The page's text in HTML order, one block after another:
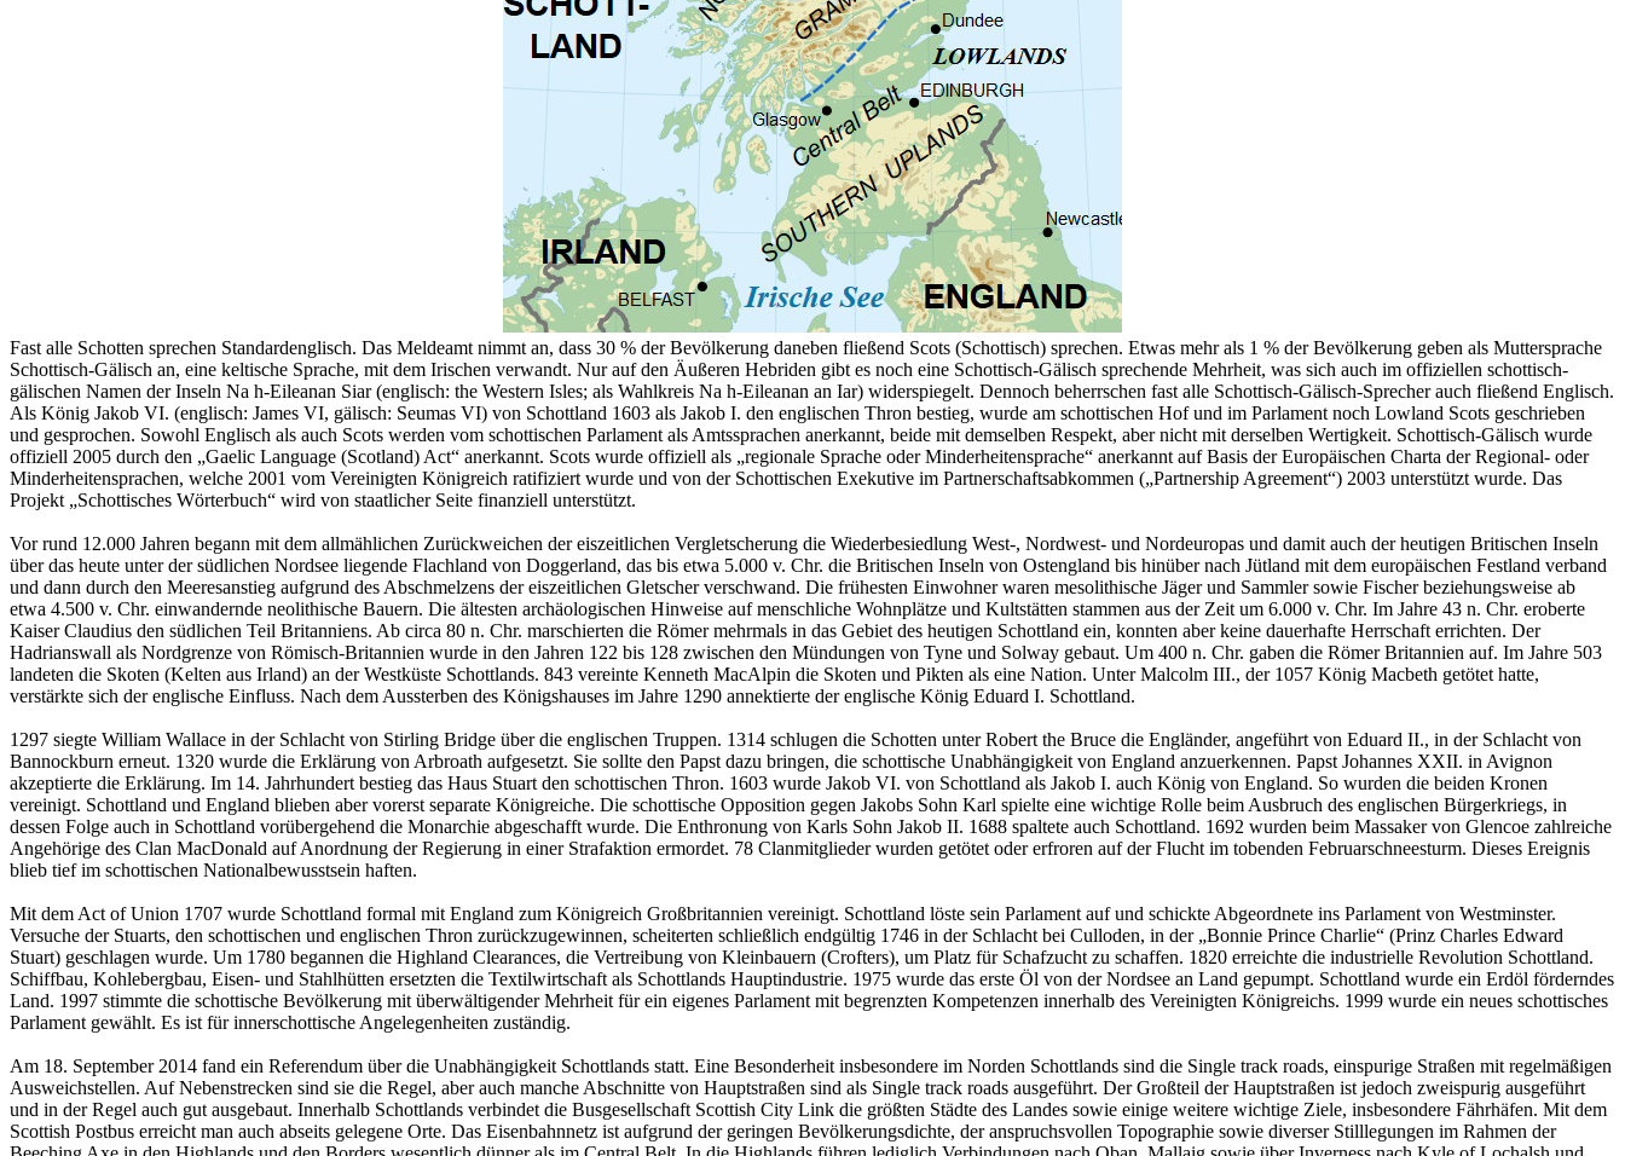
Fast alle Schotten sprechen Standardenglisch. Das Meldeamt nimmt an, dass 30 % der Bevölkerung daneben fließend Scots (Schottisch) sprechen. Etwas mehr als 1 % der Bevölkerung geben als Muttersprache
Schottisch-Gälisch an, eine keltische Sprache, mit dem Irischen verwandt. Nur auf den Äußeren Hebriden gibt es noch eine Schottisch-Gälisch sprechende Mehrheit, was sich auch im offiziellen schottisch-
gälischen Namen der Inseln Na h-Eileanan Siar (englisch: the Western Isles; als Wahlkreis Na h-Eileanan an Iar) widerspiegelt. Dennoch beherrschen fast alle Schottisch-Gälisch-Sprecher auch fließend Englisch.
Als König Jakob VI. (englisch: James VI, gälisch: Seumas VI) von Schottland 1603 als Jakob I. den englischen Thron bestieg, wurde am schottischen Hof und im Parlament noch Lowland Scots geschrieben
und gesprochen. Sowohl Englisch als auch Scots werden vom schottischen Parlament als Amtssprachen anerkannt, beide mit demselben Respekt, aber nicht mit derselben Wertigkeit. Schottisch-Gälisch wurde
offiziell 2005 durch den „Gaelic Language (Scotland) Act“ anerkannt. Scots wurde offiziell als „regionale Sprache oder Minderheitensprache“ anerkannt auf Basis der Europäischen Charta der Regional- oder
Minderheitensprachen, welche 2001 vom Vereinigten Königreich ratifiziert wurde und von der Schottischen Exekutive im Partnerschaftsabkommen („Partnership Agreement“) 2003 unterstützt wurde. Das
Projekt „Schottisches Wörterbuch“ wird von staatlicher Seite finanziell unterstützt.
Vor rund 12.000 Jahren begann mit dem allmählichen Zurückweichen der eiszeitlichen Vergletscherung die Wiederbesiedlung West-, Nordwest- und Nordeuropas und damit auch der heutigen Britischen Inseln
über das heute unter der südlichen Nordsee liegende Flachland von Doggerland, das bis etwa 5.000 v. Chr. die Britischen Inseln von Ostengland bis hinüber nach Jütland mit dem europäischen Festland verband
und dann durch den Meeresanstieg aufgrund des Abschmelzens der eiszeitlichen Gletscher verschwand. Die frühesten Einwohner waren mesolithische Jäger und Sammler sowie Fischer beziehungsweise ab
etwa 4.500 v. Chr. einwandernde neolithische Bauern. Die ältesten archäologischen Hinweise auf menschliche Wohnplätze und Kultstätten stammen aus der Zeit um 6.000 v. Chr. Im Jahre 43 n. Chr. eroberte
Kaiser Claudius den südlichen Teil Britanniens. Ab circa 80 n. Chr. marschierten die Römer mehrmals in das Gebiet des heutigen Schottland ein, konnten aber keine dauerhafte Herrschaft errichten. Der
Hadrianswall als Nordgrenze von Römisch-Britannien wurde in den Jahren 122 bis 128 zwischen den Mündungen von Tyne und Solway gebaut. Um 400 n. Chr. gaben die Römer Britannien auf. Im Jahre 503
landeten die Skoten (Kelten aus Irland) an der Westküste Schottlands. 843 vereinte Kenneth MacAlpin die Skoten und Pikten als eine Nation. Unter Malcolm III., der 1057 König Macbeth getötet hatte,
verstärkte sich der englische Einfluss. Nach dem Aussterben des Königshauses im Jahre 1290 annektierte der englische König Eduard I. Schottland.
1297 siegte William Wallace in der Schlacht von Stirling Bridge über die englischen Truppen. 1314 schlugen die Schotten unter Robert the Bruce die Engländer, angeführt von Eduard II., in der Schlacht von
Bannockburn erneut. 1320 wurde die Erklärung von Arbroath aufgesetzt. Sie sollte den Papst dazu bringen, die schottische Unabhängigkeit von England anzuerkennen. Papst Johannes XXII. in Avignon
akzeptierte die Erklärung. Im 14. Jahrhundert bestieg das Haus Stuart den schottischen Thron. 1603 wurde Jakob VI. von Schottland als Jakob I. auch König von England. So wurden die beiden Kronen
vereinigt. Schottland und England blieben aber vorerst separate Königreiche. Die schottische Opposition gegen Jakobs Sohn Karl spielte eine wichtige Rolle beim Ausbruch des englischen Bürgerkriegs, in
dessen Folge auch in Schottland vorübergehend die Monarchie abgeschafft wurde. Die Enthronung von Karls Sohn Jakob II. 1688 spaltete auch Schottland. 1692 wurden beim Massaker von Glencoe zahlreiche
Angehörige des Clan MacDonald auf Anordnung der Regierung in einer Strafaktion ermordet. 78 Clanmitglieder wurden getötet oder erfroren auf der Flucht im tobenden Februarschneesturm. Dieses Ereignis
blieb tief im schottischen Nationalbewusstsein haften.
Mit dem Act of Union 1707 wurde Schottland formal mit England zum Königreich Großbritannien vereinigt. Schottland löste sein Parlament auf und schickte Abgeordnete ins Parlament von Westminster.
Versuche der Stuarts, den schottischen und englischen Thron zurückzugewinnen, scheiterten schließlich endgültig 1746 in der Schlacht bei Culloden, in der „Bonnie Prince Charlie“ (Prinz Charles Edward
Stuart) geschlagen wurde. Um 1780 begannen die Highland Clearances, die Vertreibung von Kleinbauern (Crofters), um Platz für Schafzucht zu schaffen. 1820 erreichte die industrielle Revolution Schottland.
Schiffbau, Kohlebergbau, Eisen- und Stahlhütten ersetzten die Textilwirtschaft als Schottlands Hauptindustrie. 1975 wurde das erste Öl von der Nordsee an Land gepumpt. Schottland wurde ein Erdöl förderndes
Land. 1997 stimmte die schottische Bevölkerung mit überwältigender Mehrheit für ein eigenes Parlament mit begrenzten Kompetenzen innerhalb des Vereinigten Königreichs. 1999 wurde ein neues schottisches
Parlament gewählt. Es ist für innerschottische Angelegenheiten zuständig.
Am 18. September 2014 fand ein Referendum über die Unabhängigkeit Schottlands statt. Eine Besonderheit insbesondere im Norden Schottlands sind die Single track roads, einspurige Straßen mit regelmäßigen
Ausweichstellen. Auf Nebenstrecken sind sie die Regel, aber auch manche Abschnitte von Hauptstraßen sind als Single track roads ausgeführt. Der Großteil der Hauptstraßen ist jedoch zweispurig ausgeführt
und in der Regel auch gut ausgebaut. Innerhalb Schottlands verbindet die Busgesellschaft Scottish City Link die größten Städte des Landes sowie einige weitere wichtige Ziele, insbesondere Fährhäfen. Mit dem
Scottish Postbus erreicht man auch abseits gelegene Orte. Das Eisenbahnnetz ist aufgrund der geringen Bevölkerungsdichte, der anspruchsvollen Topographie sowie diverser Stilllegungen im Rahmen der